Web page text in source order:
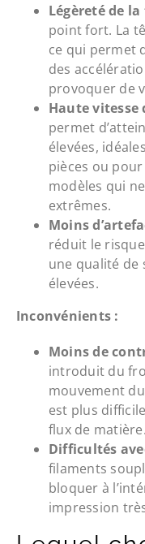
Légèreté de
point fort. La
ce qui permet
des
provoquer de
Haute vitesse
permet
élevées,
pièces ou
modèles qui
extrêmes.
Moins
réduit le
une qualité de
élevées.
Inconvénients :
Moins de
introduit du
mouvement
est plus
flux de matière.
Difficultés
filaments
bloquer à
impression